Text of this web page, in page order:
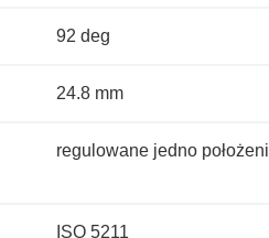
92 deg
24.8 mm
regulowane jedno
ISO 5211